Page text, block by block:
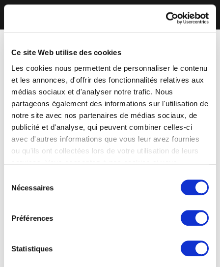
Ce site Web utilise des cookies
Les cookies nous permettent de personnaliser le contenu
et les annonces, d'offrir des fonctionnalités relatives aux
médias sociaux et d'analyser notre trafic. Nous
partageons également des informations sur l'utilisation de
notre site avec nos partenaires de médias sociaux, de
publicité et d'analyse, qui peuvent combiner celles-ci
avec d'autres informations que vous leur avez fournies
ou qu'ils ont collectées lors de votre utilisation de leurs
Nécessaires
Préférences
Statistiques